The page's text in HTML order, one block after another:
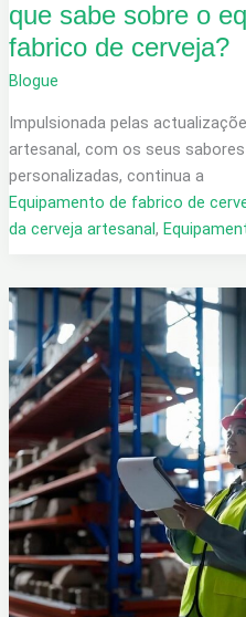
que sabe sobre o
fabrico de cerveja?
Blogue
Impulsionada pelas
artesanal, com os seus
personalizadas, continua a
Equipamento de fabrico de
da cerveja artesanal,